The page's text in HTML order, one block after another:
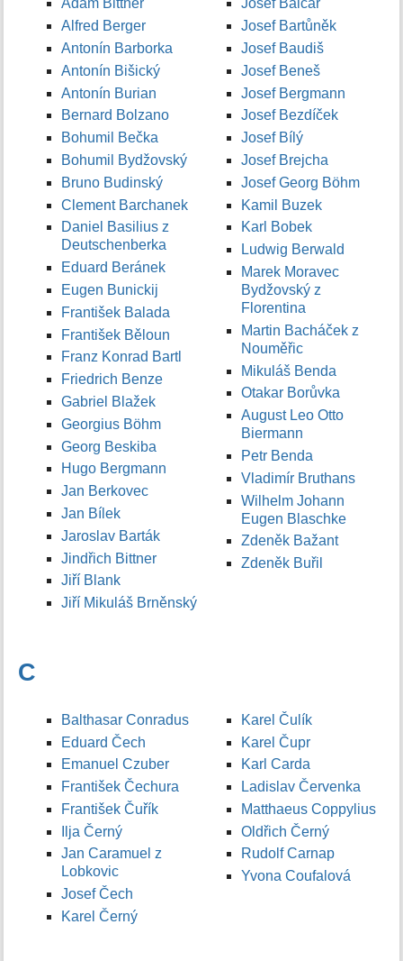
Adam Bittner
Alfred Berger
Antonín Barborka
Antonín Bišický
Antonín Burian
Bernard Bolzano
Bohumil Bečka
Bohumil Bydžovský
Bruno Budinský
Clement Barchanek
Daniel Basilius z
Deutschenberka
Eduard Beránek
Eugen Bunickij
František Balada
František Běloun
Franz Konrad Bartl
Friedrich Benze
Gabriel Blažek
Georgius Böhm
Georg Beskiba
Hugo Bergmann
Jan Berkovec
Jan Bílek
Jaroslav Barták
Jindřich Bittner
Jiří Blank
Jiří Mikuláš Brněnský
Josef Balcar
Josef Bartůněk
Josef Baudiš
Josef Beneš
Josef Bergmann
Josef Bezdíček
Josef Bílý
Josef Brejcha
Josef Georg Böhm
Kamil Buzek
Karl Bobek
Ludwig Berwald
Marek Moravec
Bydžovský z
Florentina
Martin Bacháček z
Nouměřic
Mikuláš Benda
Otakar Borůvka
August Leo Otto
Biermann
Petr Benda
Vladimír Bruthans
Wilhelm Johann
Eugen Blaschke
Zdeněk Bažant
Zdeněk Buřil
C
Balthasar Conradus
Eduard Čech
Emanuel Czuber
František Čechura
František Čuřík
Ilja Černý
Jan Caramuel z
Lobkovic
Josef Čech
Karel Černý
Karel Čulík
Karel Čupr
Karl Carda
Ladislav Červenka
Matthaeus Coppylius
Oldřich Černý
Rudolf Carnap
Yvona Coufalová